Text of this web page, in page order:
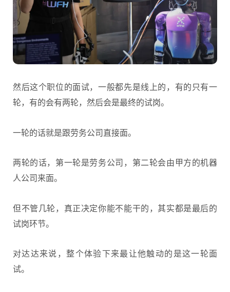
然后这个职位的面试，一般都先是线上的，有的只有一
轮，有的会有两轮，然后会是最终的试岗。
一轮的话就是跟劳务公司直接面。
两轮的话，第一轮是劳务公司，第二轮会由甲方的机器
人公司来面。
但不管几轮，真正决定你能不能干的，其实都是最后的
试岗环节。
对达达来说，整个体验下来最让他触动的是这一轮面
试。